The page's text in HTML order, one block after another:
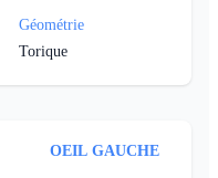
Géométrie
Torique
OEIL GAUCHE